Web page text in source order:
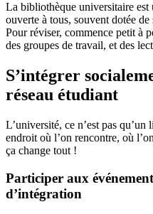
La bibliothèque universitaire est
ouverte à tous, souvent dotée
Pour réviser, commence petit à
des groupes de travail, et des
S’intégrer
réseau étudiant
L’université, ce n’est pas qu’un
endroit où l’on rencontre, où
ça change tout !
Participer aux
d’intégration